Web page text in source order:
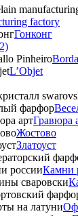
factory
Гонконг
L’Objet
Гравюра
Жостово
Златоуст
Камни